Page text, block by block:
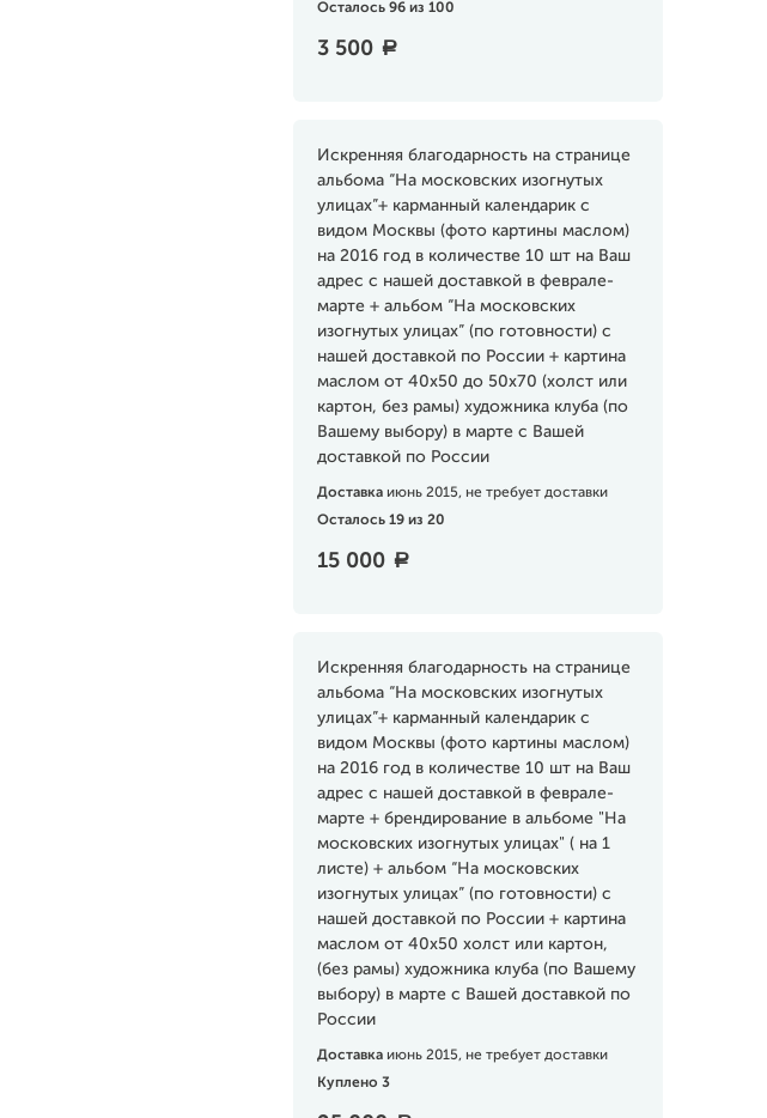
Осталось 96 из 100
3 500 a
Искренняя благодарность на странице
альбома “На московских изогнутых
улицах”+ карманный календарик c
видом Москвы (фото картины маслом)
на 2016 год в количестве 10 шт на Ваш
адрес с нашей доставкой в феврале-
марте + альбом “На московских
изогнутых улицах” (по готовности) с
нашей доставкой по России + картина
маслом от 40х50 до 50х70 (холст или
картон, без рамы) художника клуба (по
Вашему выбору) в марте с Вашей
доставкой по России
Доставка июнь 2015, не требует доставки
Осталось 19 из 20
15 000 a
Искренняя благодарность на странице
альбома “На московских изогнутых
улицах”+ карманный календарик c
видом Москвы (фото картины маслом)
на 2016 год в количестве 10 шт на Ваш
адрес с нашей доставкой в феврале-
марте + брендирование в альбоме "На
московских изогнутых улицах" ( на 1
листе) + альбом “На московских
изогнутых улицах” (по готовности) с
нашей доставкой по России + картина
маслом от 40х50 холст или картон,
(без рамы) художника клуба (по Вашему
выбору) в марте с Вашей доставкой по
России
Доставка июнь 2015, не требует доставки
Куплено 3